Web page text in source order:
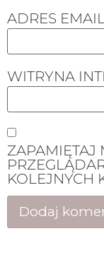
ADRES
WITRYNA
ZAPAMIĘTAJ
KOLEJNYCH